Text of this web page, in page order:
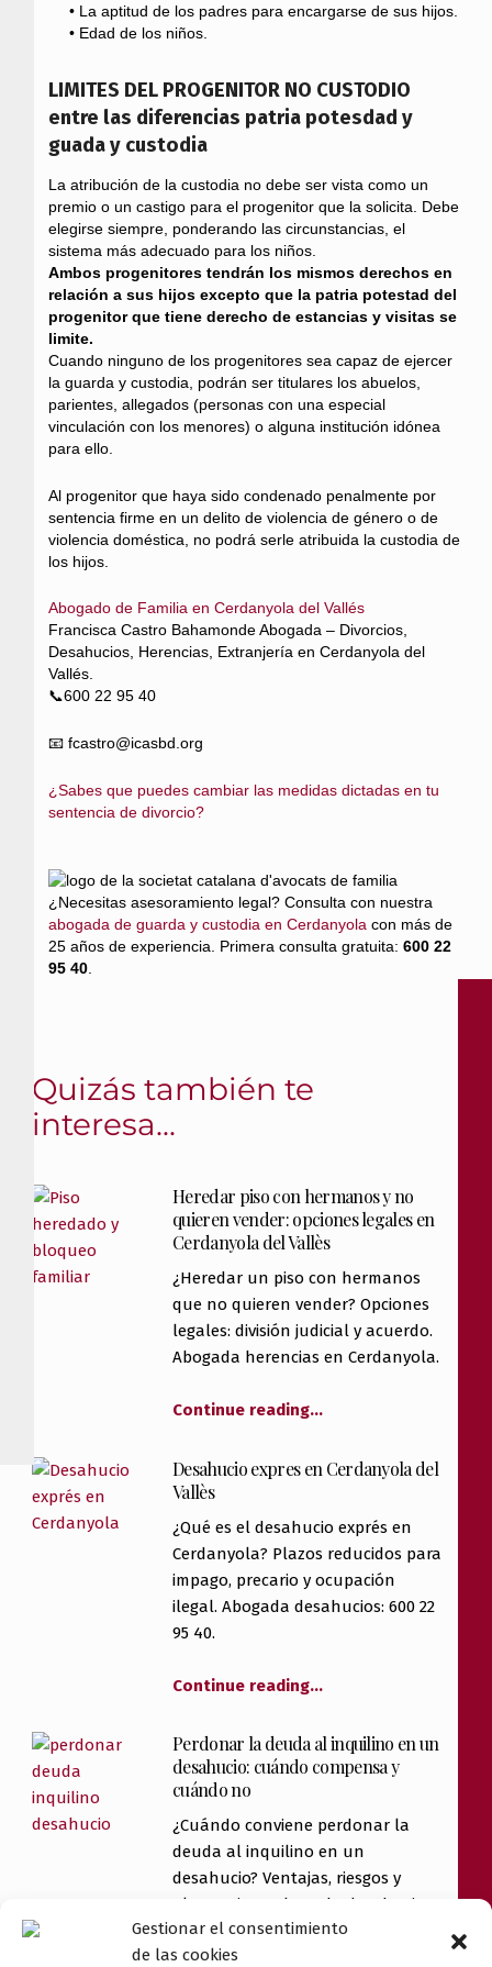
Gestionar el consentimiento
de las cookies
• La aptitud de los padres para encargarse de sus hijos.
• Edad de los niños.
LIMITES DEL PROGENITOR NO CUSTODIO
entre las diferencias patria potesdad y
guada y custodia
La atribución de la custodia no debe ser vista como un
premio o un castigo para el progenitor que la solicita. Debe
elegirse siempre, ponderando las circunstancias, el
sistema más adecuado para los niños.
Ambos progenitores tendrán los mismos derechos en
relación a sus hijos excepto que la patria potestad del
progenitor que tiene derecho de estancias y visitas se
limite.
Cuando ninguno de los progenitores sea capaz de ejercer
la guarda y custodia, podrán ser titulares los abuelos,
parientes, allegados (personas con una especial
vinculación con los menores) o alguna institución idónea
para ello.
Al progenitor que haya sido condenado penalmente por
sentencia firme en un delito de violencia de género o de
violencia doméstica, no podrá serle atribuida la custodia de
los hijos.
Abogado de Familia en Cerdanyola del Vallés
Francisca Castro Bahamonde Abogada – Divorcios,
Desahucios, Herencias, Extranjería en Cerdanyola del
Vallés.
📞600 22 95 40
📧 fcastro@icasbd.org
¿Sabes que puedes cambiar las medidas dictadas en tu
sentencia de divorcio?
¿Necesitas asesoramiento legal? Consulta con nuestra
abogada de guarda y custodia en Cerdanyolacon más de
25 años de experiencia. Primera consulta gratuita: 600 22
95 40.
Quizás también te
interesa...
Heredar piso con hermanos y no
quieren vender: opciones legales en
Cerdanyola del Vallès
¿Heredar un piso con hermanos
que no quieren vender? Opciones
legales: división judicial y acuerdo.
Abogada herencias en Cerdanyola.
Continue reading…
Desahucio expres en Cerdanyola del
Vallès
¿Qué es el desahucio exprés en
Cerdanyola? Plazos reducidos para
impago, precario y ocupación
ilegal. Abogada desahucios: 600 22
95 40.
Continue reading…
Perdonar la deuda al inquilino en un
desahucio: cuándo compensa y
cuándo no
¿Cuándo conviene perdonar la
deuda al inquilino en un
desahucio? Ventajas, riesgos y
alternativas. Abogada desahucios
en Cerdanyola.